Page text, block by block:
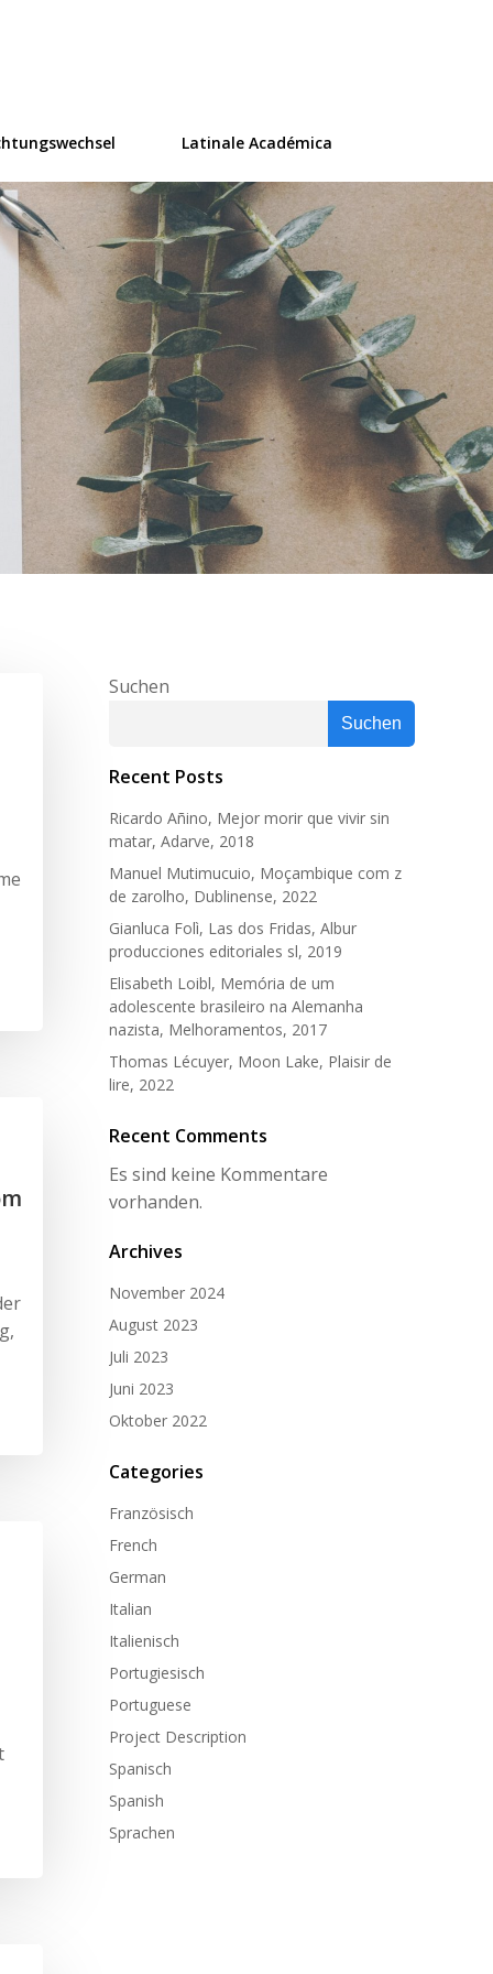
Latinale Académica
Suchen
Suchen
Recent Posts
Ricardo Añino, Mejor morir que vivir sin
matar, Adarve, 2018
Manuel Mutimucuio, Moçambique com z
de zarolho, Dublinense, 2022
Gianluca Folì, Las dos Fridas, Albur
producciones editoriales sl, 2019
Elisabeth Loibl, Memória de um
adolescente brasileiro na Alemanha
nazista, Melhoramentos, 2017
Thomas Lécuyer, Moon Lake, Plaisir de
lire, 2022
Recent Comments
Es sind keine Kommentare
vorhanden.
Archives
November 2024
August 2023
Juli 2023
Juni 2023
Oktober 2022
Categories
Französisch
French
German
Italian
Italienisch
Portugiesisch
Portuguese
Project Description
Spanisch
Spanish
Sprachen